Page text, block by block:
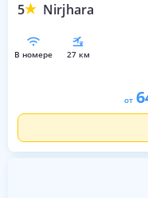
5 Nirjhara
в номере 27 км
от